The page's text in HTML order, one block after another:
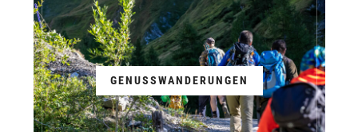
GENUSSWANDERUNGEN